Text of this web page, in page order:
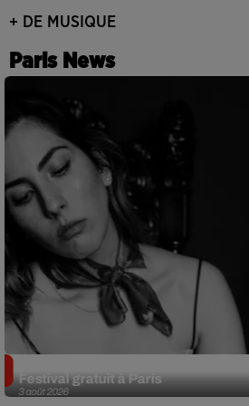
+ DE MUSIQUE
Paris News
3 août 2026
Festival gratuit à Paris